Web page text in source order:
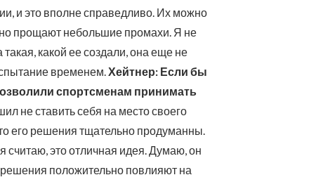
и это вполне справедливо. Их можно
но прощают небольшие промахи. Я не
какой ее создали, она еще не
временем.Хейтнер: Если бы
спортсменам принимать
не ставить себя на место своего
его решения тщательно продуманны.
считаю, это отличная идея. Думаю, он
решения положительно повлияют на